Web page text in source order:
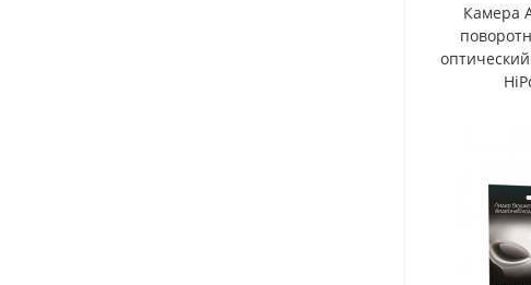
Камера
оптический